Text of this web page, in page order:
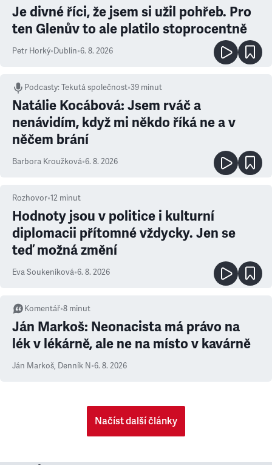
Je divné říci, že jsem si užil pohřeb. Pro
ten Glenův to ale platilo stoprocentně
Petr Horký•Dublin•6. 8. 2026
Podcasty:Tekutá společnost•39 minut
Natálie Kocábová: Jsem rváč a
nenávidím, když mi někdo říká ne a v
něčem brání
Barbora Kroužková•6. 8. 2026
Rozhovor•12 minut
Hodnoty jsou v politice i kulturní
diplomacii přítomné vždycky. Jen se
teď možná změní
Eva Soukeníková•6. 8. 2026
Komentář•8 minut
Ján Markoš: Neonacista má právo na
lék v lékárně, ale ne na místo v kavárně
Ján Markoš, Denník N•6. 8. 2026
Načíst další články